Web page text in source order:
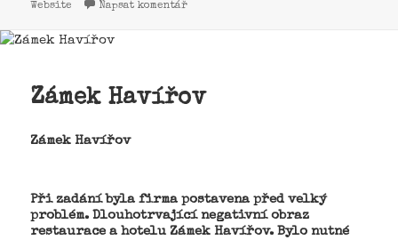
Website Napsat komentář
Zámek Havířov
Zámek Havířov
Při zadání byla firma postavena před velký
problém. Dlouhotrvající negativní obraz
restaurace a hotelu Zámek Havířov. Bylo nutné